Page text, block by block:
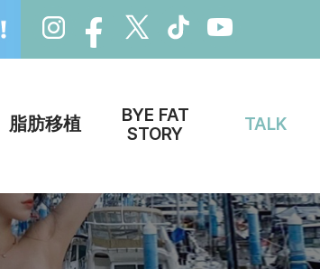
脂肪移植
BYE FAT
STORY
TALK